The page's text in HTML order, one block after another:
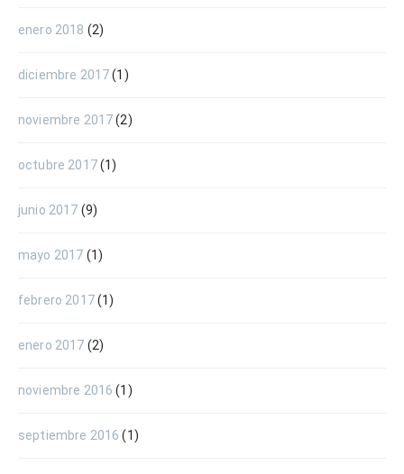
enero 2018 (2)
diciembre 2017(1)
noviembre 2017(2)
octubre 2017(1)
junio 2017 (9)
mayo 2017 (1)
febrero 2017(1)
enero 2017 (2)
noviembre 2016 (1)
septiembre 2016 (1)